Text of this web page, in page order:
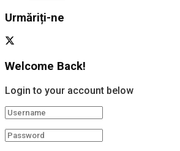
Urmăriți-ne
Welcome Back!
Login to your account below